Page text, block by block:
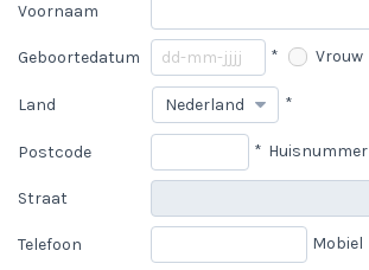
Voornaam
Geboortedatum * Vrouw
Land *
Postcode * Huisnummer
Straat
Telefoon Mobiel